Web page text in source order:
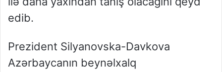
edib.
Prezident Silyanovska-Davkova
Azərbaycanın beynəlxalq